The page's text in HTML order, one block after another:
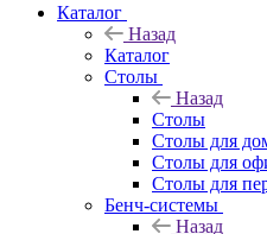
Каталог
Назад
Каталог
Столы
Назад
Столы
Столы для
Столы для
Столы для
Бенч-системы
Назад